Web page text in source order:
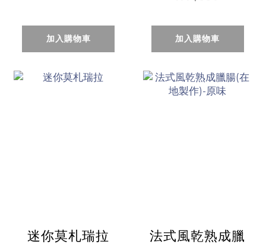
加入購物車 加入購物車
迷你莫札瑞拉
法式風乾熟成臘